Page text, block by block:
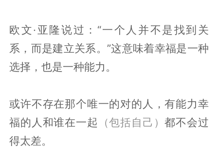
欧文·亚隆说过：“一个人并不是找到关
系，而是建立关系。”这意味着幸福是一种
选择，也是一种能力。
或许不存在那个唯一的对的人，有能力幸
福的人和谁在一起
（包括自己）都不会过
得太差。